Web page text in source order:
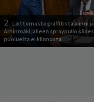
2. Laittomasta graffitista kiinni
Arhinmäki jälleen spraypullo
puolueita ei kiinnosta